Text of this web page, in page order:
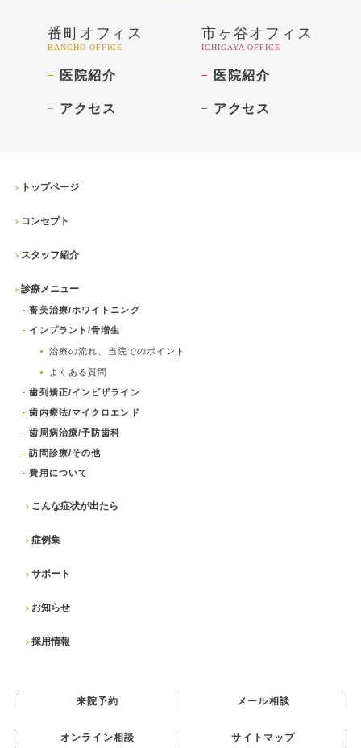
番町オフィス
BANCHO OFFICE
医院紹介
アクセス
市ヶ谷オフィス
ICHIGAYA OFFICE
医院紹介
アクセス
トップページ
コンセプト
スタッフ紹介
診療メニュー
審美治療/ホワイトニング
インプラント/骨増生
治療の流れ、当院でのポイント
よくある質問
歯列矯正/インビザライン
歯内療法/マイクロエンド
歯周病治療/予防歯科
訪問診療/その他
費用について
こんな症状が出たら
症例集
サポート
お知らせ
採用情報
来院予約 メール相談
オンライン相談 サイトマップ